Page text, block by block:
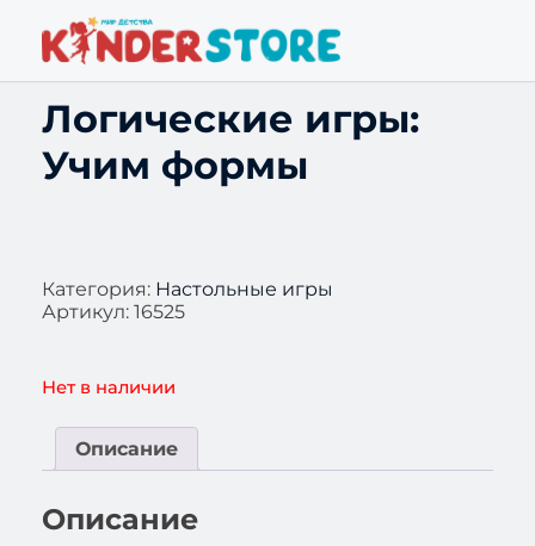
Логические игры:
Учим формы
Категория: Настольные игры
Артикул: 16525
Нет в наличии
Описание
Описание